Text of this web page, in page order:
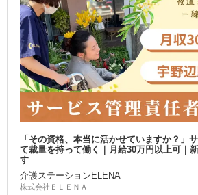
「その資格、本当に活かせていますか？」
て裁量を持って働く｜月給30万円以上可｜
す
介護ステーションELENA
株式会社ＥＬＥＮＡ